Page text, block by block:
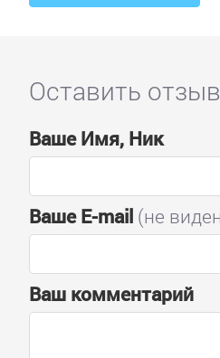
Оставить отзыв
Ваше Имя, Ник
Ваше E-mail(не
Ваш комментарий